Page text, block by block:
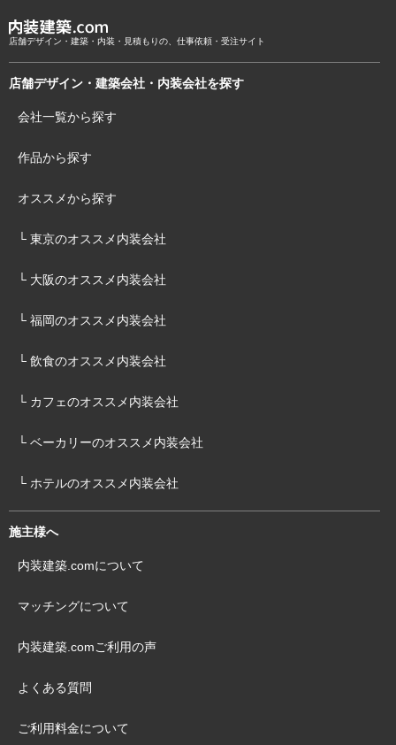
店舗デザイン・建築・内装・見積もりの、仕事依頼・受注サイト
店舗デザイン・建築会社・内装会社を探す
会社一覧から探す
作品から探す
オススメから探す
└ 東京のオススメ内装会社
└ 大阪のオススメ内装会社
└ 福岡のオススメ内装会社
└ 飲食のオススメ内装会社
└ カフェのオススメ内装会社
└ ベーカリーのオススメ内装会社
└ ホテルのオススメ内装会社
施主様へ
内装建築.comについて
マッチングについて
内装建築.comご利用の声
よくある質問
ご利用料金について